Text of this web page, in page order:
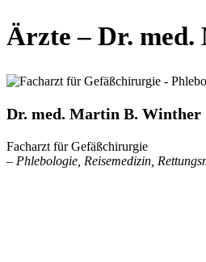
Ärzte – Dr.
Dr. med. Martin B. Winther
Facharzt für Gefäßchirurgie
– Phlebologie, Reisemedizin,